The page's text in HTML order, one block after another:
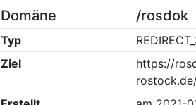
Domäne
/rosdok
Typ
Ziel
https://